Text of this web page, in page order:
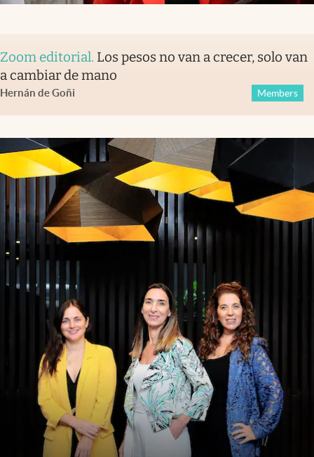
Zoom editorial. Los pesos no van a crecer, solo van
a cambiar de mano
Hernán de Goñi Members